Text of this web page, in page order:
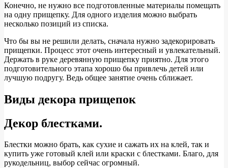
Конечно, не нужно все подготовленные материалы помещать
на одну прищепку. Для одного изделия можно выбрать
несколько позиций из списка.
Что бы вы не решили делать, сначала нужно задекорировать
прищепки. Процесс этот очень интересный и увлекательный.
Держать в руке деревянную прищепку приятно. Для этого
подготовительного этапа хорошо бы привлечь детей или
лучшую подругу. Ведь общее занятие очень сближает.
Виды декора прищепок
Декор блестками.
Блестки можно брать, как сухие и сажать их на клей, так и
купить уже готовый клей или краски с блестками. Благо, для
рукодельниц, выбор сейчас огромный.